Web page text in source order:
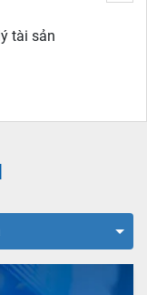
tài sản